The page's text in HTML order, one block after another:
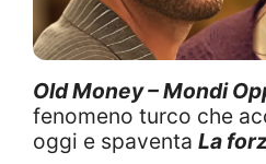
Old Money – Mondi
fenomeno turco che
oggi e spaventa La